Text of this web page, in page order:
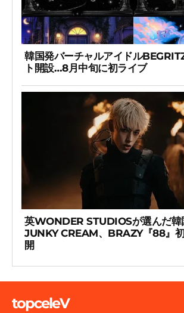
韓国発バーチャルアイドル
ト開設…8月中旬に初ライブ
英WONDER STUDIOSが選んだ
JUNKY CREAM、BRAZY『88』
開
topceleV